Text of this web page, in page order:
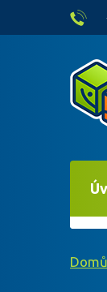
skip to main
Domů